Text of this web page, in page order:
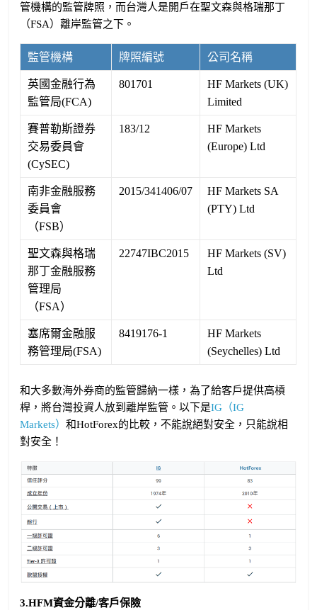
管機構的監管牌照，而台灣人是開戶在聖文森與格瑞那丁
（FSA）離岸監管之下。
監管機構 牌照編號 公司名稱
英國金融行為
監管局(FCA)
801701
HF Markets (UK)
Limited
賽普勒斯證券
交易委員會
(CySEC)
183/12
HF Markets
(Europe) Ltd
南非金融服務
委員會
（FSB）
2015/341406/07
HF Markets SA
(PTY) Ltd
聖文森與格瑞
那丁金融服務
管理局
（FSA）
22747IBC2015
HF Markets (SV)
Ltd
塞席爾金融服
務管理局(FSA)
8419176-1
HF Markets
(Seychelles) Ltd
和大多數海外券商的監管歸納一樣，為了給客戶提供高槓
桿，將台灣投資人放到離岸監管。以下是IG（IG
Markets）和HotForex的比較，不能說絕對安全，只能說相
對安全！
3.HFM資金分離/客戶保險